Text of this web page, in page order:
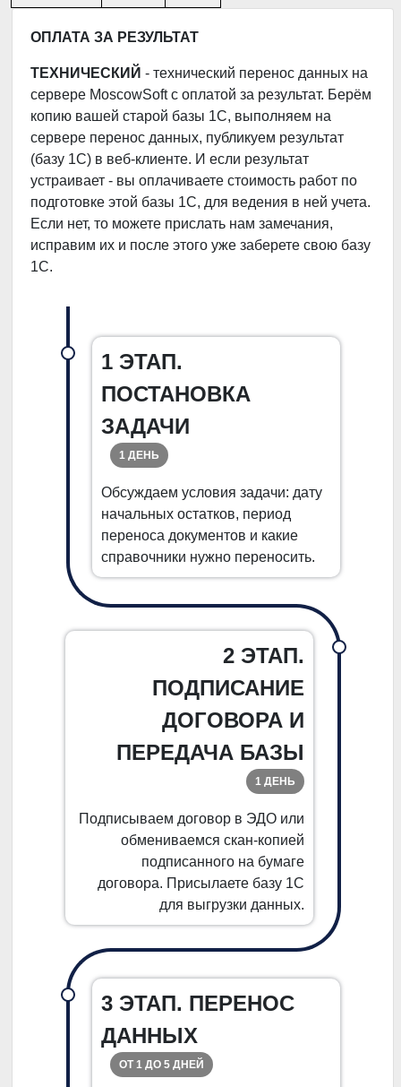
ОПЛАТА ЗА РЕЗУЛЬТАТ
ТЕХНИЧЕСКИЙ - технический перенос данных на
сервере MoscowSoft с оплатой за результат. Берём
копию вашей старой базы 1С, выполняем на
сервере перенос данных, публикуем результат
(базу 1С) в веб-клиенте. И если результат
устраивает - вы оплачиваете стоимость работ по
подготовке этой базы 1С, для ведения в ней учета.
Если нет, то можете прислать нам замечания,
исправим их и после этого уже заберете свою базу
1С.
1 ЭТАП.
ПОСТАНОВКА
ЗАДАЧИ
1 ДЕНЬ
Обсуждаем условия задачи: дату
начальных остатков, период
переноса документов и какие
справочники нужно переносить.
2 ЭТАП.
ПОДПИСАНИЕ
ДОГОВОРА И
ПЕРЕДАЧА БАЗЫ
1 ДЕНЬ
Подписываем договор в ЭДО или
обмениваемся скан-копией
подписанного на бумаге
договора. Присылаете базу 1С
для выгрузки данных.
3 ЭТАП. ПЕРЕНОС
ДАННЫХ
ОТ 1 ДО 5 ДНЕЙ